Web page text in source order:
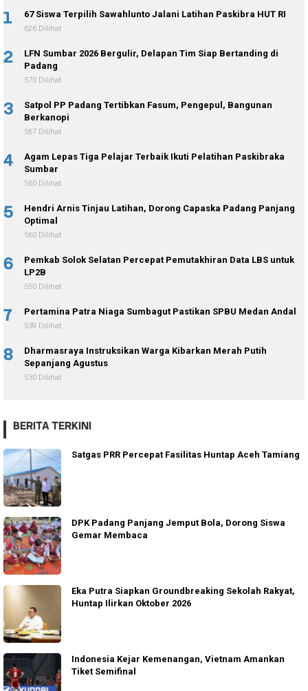
1 67 Siswa Terpilih Sawahlunto Jalani Latihan Paskibra HUT RI
626 Dilihat
2
LFN Sumbar 2026 Bergulir, Delapan Tim Siap Bertanding di
Padang
570 Dilihat
3
Satpol PP Padang Tertibkan Fasum, Pengepul, Bangunan
Berkanopi
567 Dilihat
4
Agam Lepas Tiga Pelajar Terbaik Ikuti Pelatihan Paskibraka
Sumbar
560 Dilihat
5
Hendri Arnis Tinjau Latihan, Dorong Capaska Padang Panjang
Optimal
560 Dilihat
6
Pemkab Solok Selatan Percepat Pemutakhiran Data LBS untuk
LP2B
550 Dilihat
7 Pertamina Patra Niaga Sumbagut Pastikan SPBU Medan Andal
539 Dilihat
8
Dharmasraya Instruksikan Warga Kibarkan Merah Putih
Sepanjang Agustus
530 Dilihat
BERITA TERKINI
Satgas PRR Percepat Fasilitas Huntap Aceh Tamiang
DPK Padang Panjang Jemput Bola, Dorong Siswa
Gemar Membaca
Eka Putra Siapkan Groundbreaking Sekolah Rakyat,
Huntap Ilirkan Oktober 2026
Indonesia Kejar Kemenangan, Vietnam Amankan
Tiket Semifinal